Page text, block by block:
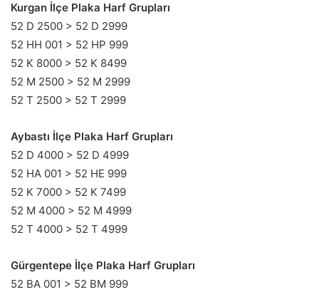
Kurgan İlçe Plaka Harf Grupları
52 D 2500 > 52 D 2999
52 HH 001 > 52 HP 999
52 K 8000 > 52 K 8499
52 M 2500 > 52 M 2999
52 T 2500 > 52 T 2999
Aybastı İlçe Plaka Harf Grupları
52 D 4000 > 52 D 4999
52 HA 001 > 52 HE 999
52 K 7000 > 52 K 7499
52 M 4000 > 52 M 4999
52 T 4000 > 52 T 4999
Gürgentepe İlçe Plaka Harf Grupları
52 BA 001 > 52 BM 999